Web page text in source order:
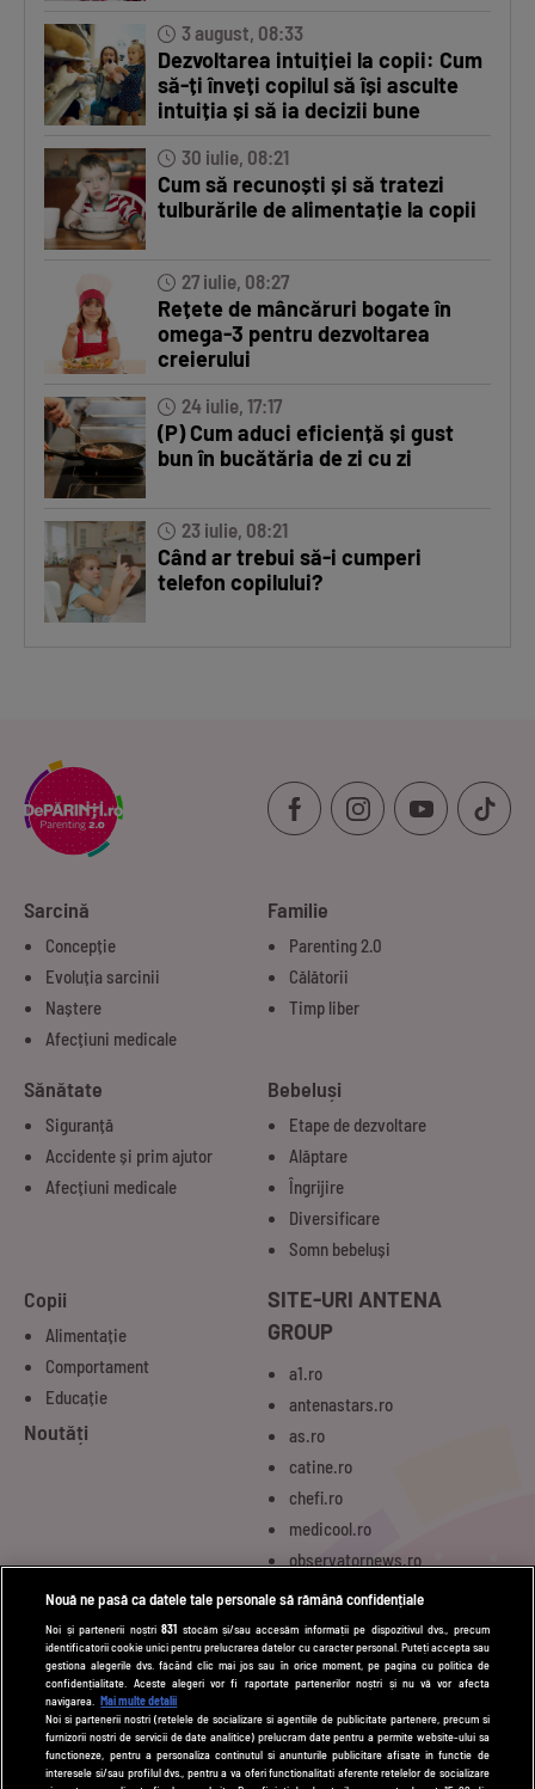
3 august, 08:33
Dezvoltarea intuiției la copii: Cum
să-ți înveți copilul să își asculte
intuiția și să ia decizii bune
30 iulie, 08:21
Cum să recunoști și să tratezi
tulburările de alimentație la copii
27 iulie, 08:27
Rețete de mâncăruri bogate în
omega-3 pentru dezvoltarea
creierului
24 iulie, 17:17
(P) Cum aduci eficiență și gust
bun în bucătăria de zi cu zi
23 iulie, 08:21
Când ar trebui să-i cumperi
telefon copilului?
Sarcină
Concepție
Evoluția sarcinii
Naștere
Afecțiuni medicale
Familie
Parenting 2.0
Călătorii
Timp liber
Sănătate
Siguranță
Accidente și prim ajutor
Afecțiuni medicale
Bebeluși
Etape de dezvoltare
Alăptare
Îngrijire
Diversificare
Somn bebeluși
Copii
Alimentație
Comportament
Educație
Noutăți
SITE-URI ANTENA
GROUP
a1.ro
antenastars.ro
as.ro
catine.ro
chefi.ro
medicool.ro
observatornews.ro
spynews.ro
tvhappy.ro
useit.ro
zutv.ro
Trends AntenaPLAY
AntenaPLAY
Nouă ne pasă ca datele tale personale să rămână confidențiale
Noi și partenerii noștri831 stocăm și/sau accesăm informații pe dispozitivul dvs., precum
identificatorii cookie unici pentru prelucrarea datelor cu caracter personal. Puteți accepta sau
gestiona alegerile dvs. făcând clic mai jos sau în orice moment, pe pagina cu politica de
confidențialitate. Aceste alegeri vor fi raportate partenerilor noștri și nu vă vor afecta
navigarea.
Mai multe detalii
Noi si partenerii nostri (retelele de socializare si agentiile de publicitate partenere, precum si
furnizorii nostri de servicii de date analitice) prelucram date pentru a permite website-ului sa
functioneze, pentru a personaliza continutul si anunturile publicitare afisate in functie de
interesele si/sau profilul dvs., pentru a va oferi functionalitati aferente retelelor de socializare